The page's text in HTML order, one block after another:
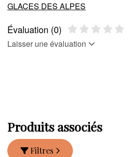
GLACES DES ALPES
Évaluation (0)
Laisser une évaluation
Produits associés
Filtres